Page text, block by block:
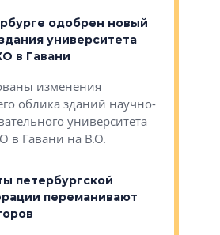
одобрен новый
университета
в Гавани
изменения
облика зданий научно-
университета
в Гавани на В.О.
петербургской
переманивают